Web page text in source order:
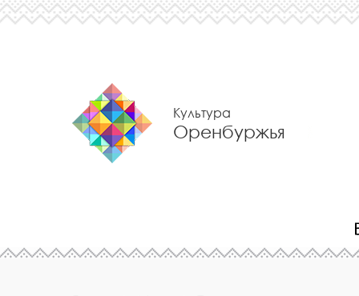
Культура
Оренбуржья